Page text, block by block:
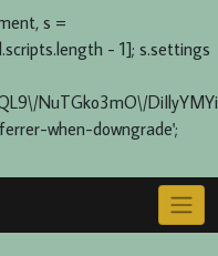
s =
- 1]; s.settings
NuTGko3mO\/
when-downgrade';